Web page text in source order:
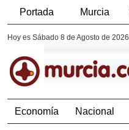
Portada Murcia
Hoy es Sábado 8 de Agosto de 2026
Economía Nacional